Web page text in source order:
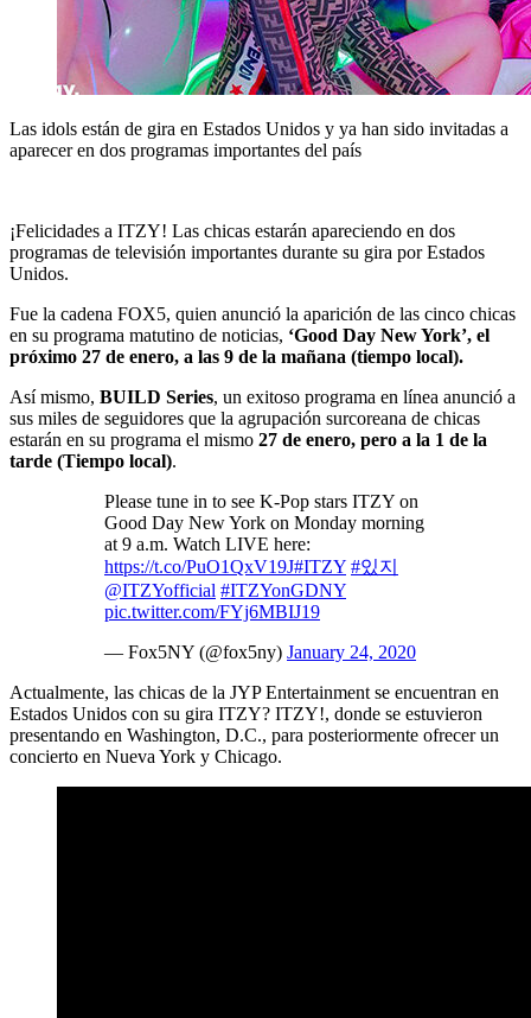
Las idols están de gira en Estados Unidos y ya han sido invitadas a
aparecer en dos programas importantes del país
¡Felicidades a ITZY! Las chicas estarán apareciendo en dos
programas de televisión importantes durante su gira por Estados
Unidos.
Fue la cadena FOX5, quien anunció la aparición de las cinco chicas
en su programa matutino de noticias, ‘Good Day New York’, el
próximo 27 de enero, a las 9 de la mañana (tiempo local).
Así mismo, BUILD Series, un exitoso programa en línea anunció a
sus miles de seguidores que la agrupación surcoreana de chicas
estarán en su programa el mismo 27 de enero, pero a la 1 de la
tarde (Tiempo local).
Please tune in to see K-Pop stars ITZY on
Good Day New York on Monday morning
at 9 a.m. Watch LIVE here:
https://t.co/PuO1QxV19J#ITZY #있지
@ITZYofficial #ITZYonGDNY
pic.twitter.com/FYj6MBIJ19
— Fox5NY (@fox5ny) January 24, 2020
Actualmente, las chicas de la JYP Entertainment se encuentran en
Estados Unidos con su gira ITZY? ITZY!, donde se estuvieron
presentando en Washington, D.C., para posteriormente ofrecer un
concierto en Nueva York y Chicago.